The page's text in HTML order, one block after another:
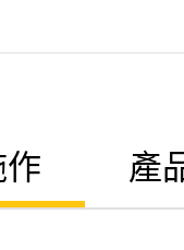
作 產